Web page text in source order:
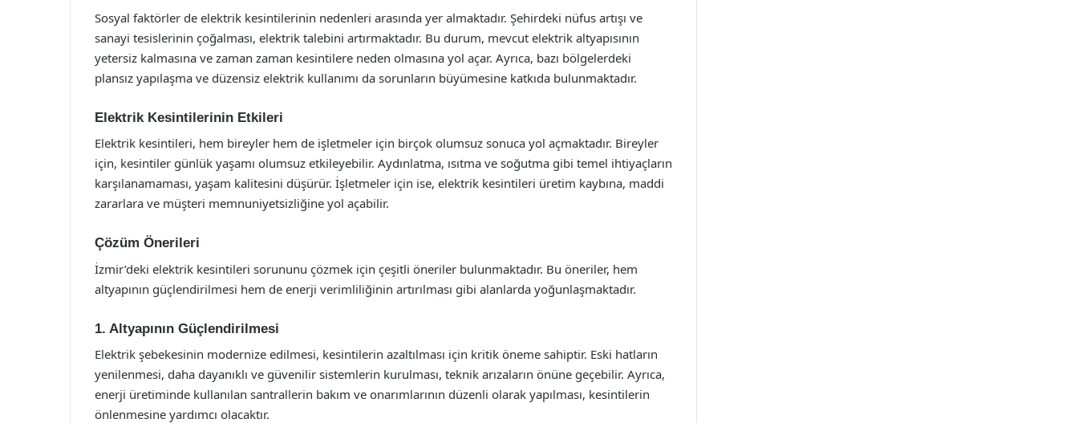
Sosyal faktörler de elektrik kesintilerinin nedenleri arasında yer almaktadır. Şehirdeki nüfus artışı ve
sanayi tesislerinin çoğalması, elektrik talebini artırmaktadır. Bu durum, mevcut elektrik altyapısının
yetersiz kalmasına ve zaman zaman kesintilere neden olmasına yol açar. Ayrıca, bazı bölgelerdeki
plansız yapılaşma ve düzensiz elektrik kullanımı da sorunların büyümesine katkıda bulunmaktadır.
Elektrik Kesintilerinin Etkileri
Elektrik kesintileri, hem bireyler hem de işletmeler için birçok olumsuz sonuca yol açmaktadır. Bireyler
için, kesintiler günlük yaşamı olumsuz etkileyebilir. Aydınlatma, ısıtma ve soğutma gibi temel ihtiyaçların
karşılanamaması, yaşam kalitesini düşürür. İşletmeler için ise, elektrik kesintileri üretim kaybına, maddi
zararlara ve müşteri memnuniyetsizliğine yol açabilir.
Çözüm Önerileri
İzmir’deki elektrik kesintileri sorununu çözmek için çeşitli öneriler bulunmaktadır. Bu öneriler, hem
altyapının güçlendirilmesi hem de enerji verimliliğinin artırılması gibi alanlarda yoğunlaşmaktadır.
1. Altyapının Güçlendirilmesi
Elektrik şebekesinin modernize edilmesi, kesintilerin azaltılması için kritik öneme sahiptir. Eski hatların
yenilenmesi, daha dayanıklı ve güvenilir sistemlerin kurulması, teknik arızaların önüne geçebilir. Ayrıca,
enerji üretiminde kullanılan santrallerin bakım ve onarımlarının düzenli olarak yapılması, kesintilerin
önlenmesine yardımcı olacaktır.